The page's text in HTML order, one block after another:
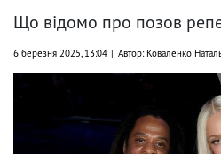
Що відомо про позов
6 березня 2025, 13:04 Автор: Коваленко